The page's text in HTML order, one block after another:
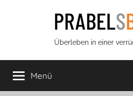
Prabels
Blog
Überleben in einer
Menü